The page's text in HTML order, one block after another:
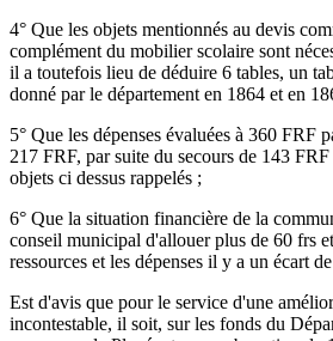
4° Que les objets mentionnés au devis
complément du mobilier scolaire sont
il a toutefois lieu de déduire 6 tables, un
donné par le département en 1864 et en
5° Que les dépenses évaluées à 360 FRF
217 FRF, par suite du secours de 143
objets ci dessus rappelés ;
6° Que la situation financière de la
conseil municipal d'allouer plus de 60 frs
ressources et les dépenses il y a un écart
Est d'avis que pour le service d'une
incontestable, il soit, sur les fonds du